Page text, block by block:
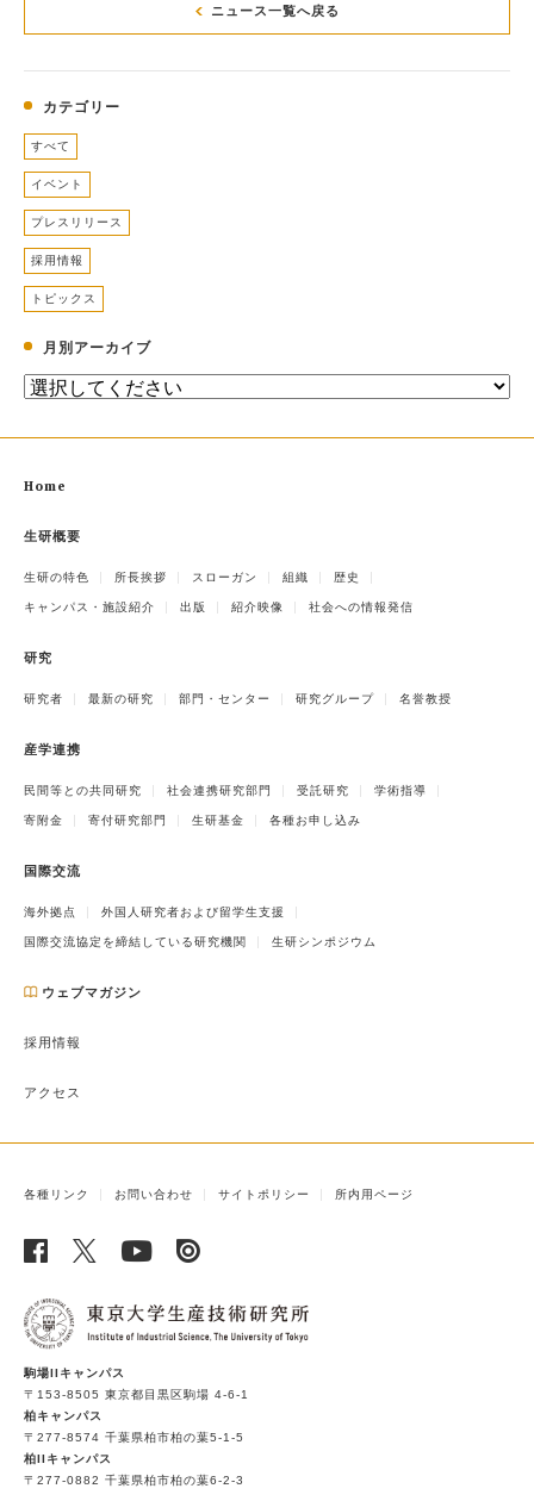
ニュース一覧へ戻る
カテゴリー
すべて
イベント
プレスリリース
採用情報
トピックス
月別アーカイブ
Home
生研概要
生研の特色 所長挨拶 スローガン 組織 歴史
キャンパス・施設紹介 出版 紹介映像 社会への情報発信
研究
研究者 最新の研究 部門・センター 研究グループ 名誉教授
産学連携
民間等との共同研究 社会連携研究部門 受託研究 学術指導
寄附金 寄付研究部門 生研基金 各種お申し込み
国際交流
海外拠点 外国人研究者および留学生支援
国際交流協定を締結している研究機関 生研シンポジウム
ウェブマガジン
採用情報
アクセス
各種リンク お問い合わせ サイトポリシー 所内用ページ
駒場IIキャンパス
〒153-8505 東京都目黒区駒場 4-6-1
柏キャンパス
〒277-8574 千葉県柏市柏の葉5-1-5
柏IIキャンパス
〒277-0882 千葉県柏市柏の葉6-2-3